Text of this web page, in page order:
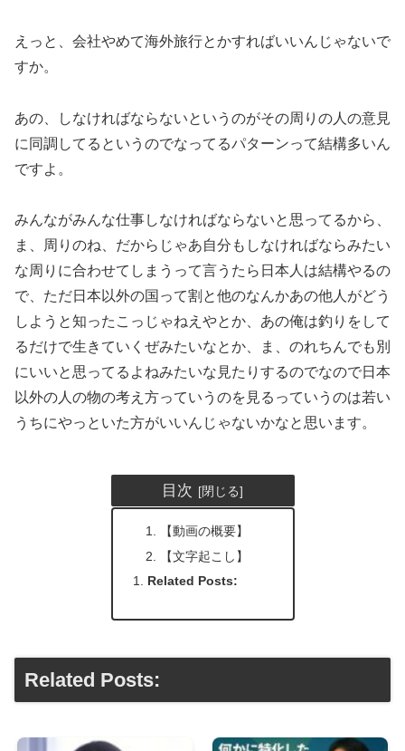
えっと、会社やめて海外旅行とかすればいいんじゃないで
すか。
あの、しなければならないというのがその周りの人の意見
に同調してるというのでなってるパターンって結構多いん
ですよ。
みんながみんな仕事しなければならないと思ってるから、
ま、周りのね、だからじゃあ自分もしなければならみたい
な周りに合わせてしまうって言うたら日本人は結構やるの
で、ただ日本以外の国って割と他のなんかあの他人がどう
しようと知ったこっじゃねえやとか、あの俺は釣りをして
るだけで生きていくぜみたいなとか、ま、のれちんでも別
にいいと思ってるよねみたいな見たりするのでなので日本
以外の人の物の考え方っていうのを見るっていうのは若い
うちにやっといた方がいいんじゃないかなと思います。
目次
【動画の概要】
【文字起こし】
Related Posts:
Related Posts: